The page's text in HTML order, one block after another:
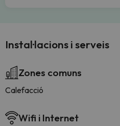
Instal·lacions i serveis
Zones comuns
Calefacció
Wifi i Internet